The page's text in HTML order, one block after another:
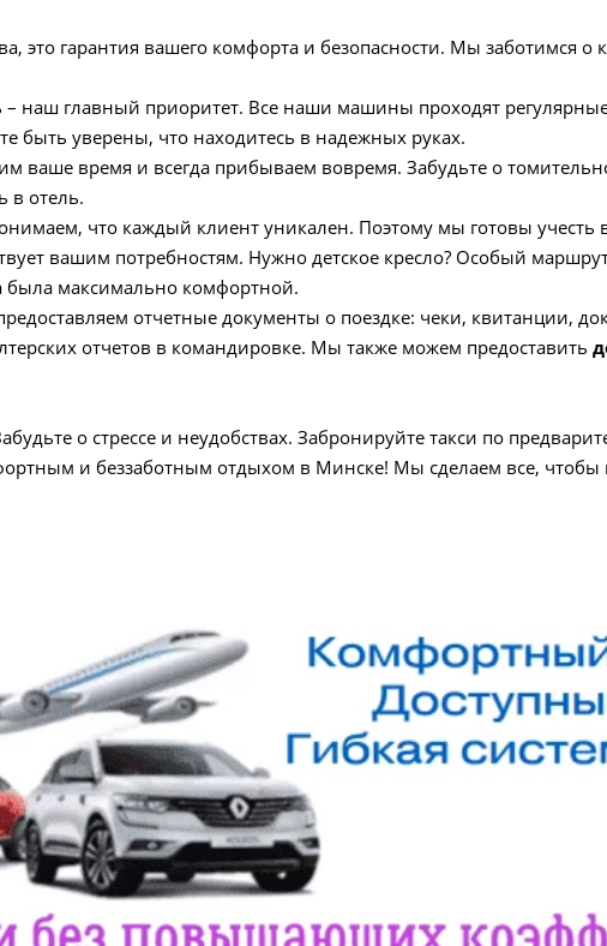
это гарантия вашего комфорта и безопасности. Мы заботимся
– наш главный приоритет. Все наши машины проходят
быть уверены, что находитесь в надежных руках.
ваше время и всегда прибываем вовремя. Забудьте о
в отель.
что каждый клиент уникален. Поэтому мы готовы учесть
вашим потребностям. Нужно детское кресло? Особый
была максимально комфортной.
отчетные документы о поездке: чеки, квитанции,
отчетов в командировке. Мы также можем предоставить
о стрессе и неудобствах. Забронируйте такси по
и беззаботным отдыхом в Минске! Мы сделаем все,